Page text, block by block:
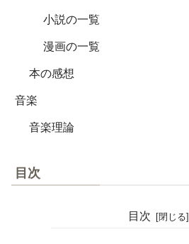
小説の一覧
漫画の一覧
本の感想
音楽
音楽理論
目次
目次